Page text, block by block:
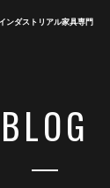
ンダストリアル家具専門
BLOG